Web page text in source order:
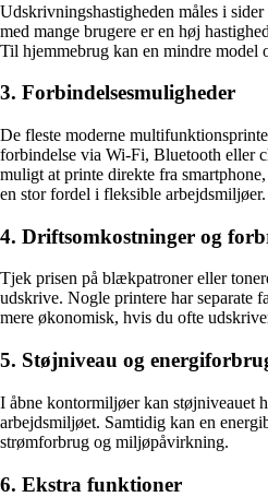
Udskrivningshastigheden måles i
med mange brugere er en høj
Til hjemmebrug kan en mindre model
3. Forbindelsesmuligheder
De fleste moderne
forbindelse via Wi-Fi, Bluetooth eller
muligt at printe direkte fra
en stor fordel i fleksible arbejdsmiljøer.
4. Driftsomkostninger og
Tjek prisen på blækpatroner eller
udskrive. Nogle printere har separate
mere økonomisk, hvis du ofte
5. Støjniveau og
I åbne kontormiljøer kan støjniveauet
arbejdsmiljøet. Samtidig kan en
strømforbrug og miljøpåvirkning.
6. Ekstra funktioner